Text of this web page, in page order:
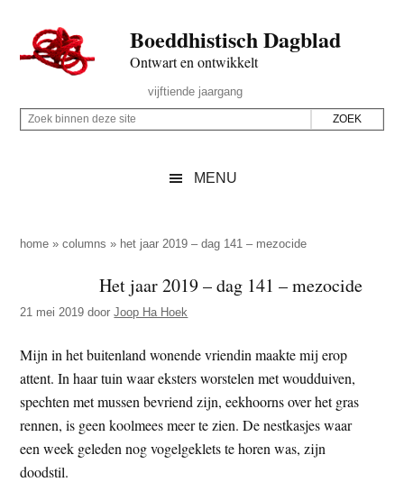
naar
de
inhoud
secondary
naar
de
sidebar
naar
de
Boeddhistisch Dagblad
Ontwart en ontwikkelt
Rechts
vijftiende jaargang
Z
p
z
e
s
i
t
e
Z
i
e
d
e
z
e
s
i
MENU
home »columns » het jaar 2019 – dag 141 – mezocide
Het jaar 2019 – dag 141 – mezocide
21 mei 2019 doorJoop Ha Hoek
Mijn in het buitenland wonende vriendin maakte mij erop
attent. In haar tuin waar eksters worstelen met woudduiven,
spechten met mussen bevriend zijn, eekhoorns over het gras
rennen, is geen koolmees meer te zien. De nestkasjes waar
een week geleden nog vogelgeklets te horen was, zijn
doodstil.